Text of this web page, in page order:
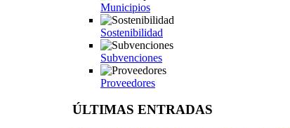
Municipios
Sostenibilidad
Subvenciones
Proveedores
ÚLTIMAS ENTRADAS